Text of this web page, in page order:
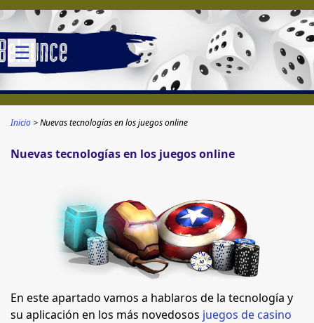
☰
Inicio Nuevas tecnologías en los juegos online
Nuevas tecnologías en los juegos online
En este apartado vamos a hablaros de la tecnología y
su aplicación en los más novedosos juegos de casino